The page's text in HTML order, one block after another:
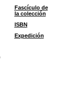
Fascículo de
la colección
ISBN
Expedición